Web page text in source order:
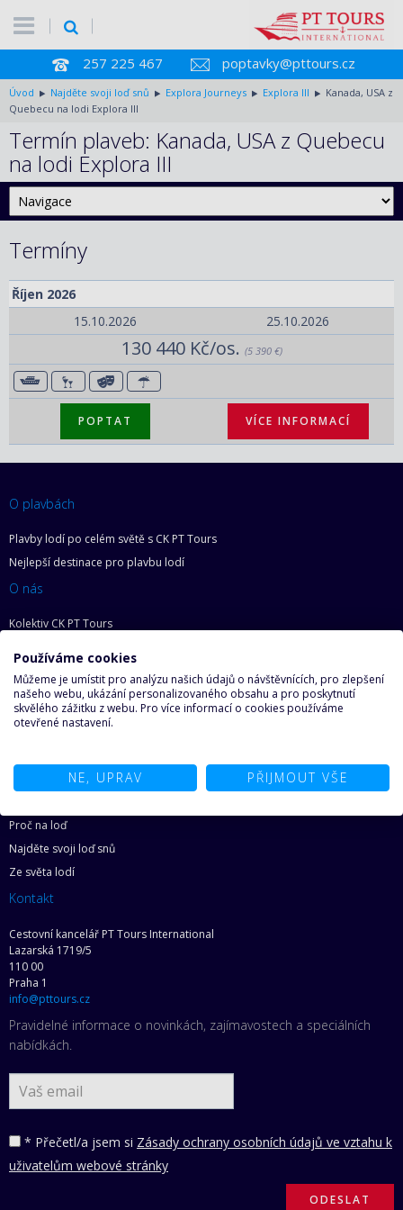
257 225 467 poptavky@pttours.cz
Úvod Najděte svoji loď snů Explora Journeys Explora III
Kanada, USA z
Quebecu na lodi Explora III
Termín plaveb: Kanada, USA z Quebecu
na lodi Explora III
Termíny
Říjen 2026
15.10.2026
25.10.2026
130 440 Kč/os. (5 390 €)
POPTAT VÍCE INFORMACÍ
O plavbách
Plavby lodí po celém světě s CK PT Tours
Nejlepší destinace pro plavbu lodí
O nás
Kolektiv CK PT Tours
Informace pro spotřebitele
Zásady ochrany osobních údajů
Mapa webu
O lodích
Proč na loď
Najděte svoji loď snů
Ze světa lodí
Kontakt
Cestovní kancelář PT Tours International
Lazarská 1719/5
110 00
Praha 1
info@pttours.cz
Pravidelné informace o novinkách, zajímavostech a speciálních
nabídkách.
* Přečetl/a jsem si Zásady ochrany osobních údajů ve vztahu k
uživatelům webové stránky
Používáme cookies
Můžeme je umístit pro analýzu našich údajů o návštěvnících, pro zlepšení
našeho webu, ukázání personalizovaného obsahu a pro poskytnutí
skvělého zážitku z webu. Pro více informací o cookies používáme
otevřené nastavení.
NE, UPRAV PŘIJMOUT VŠE